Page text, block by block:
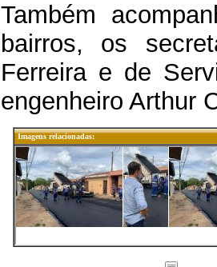
Também
bairros, os
Ferreira e de
engenheiro Arthur
Imagens relacionadas: